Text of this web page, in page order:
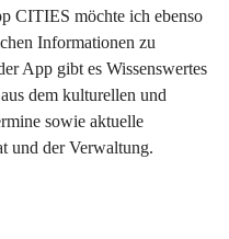
CITIES möchte ich ebenso
Informationen zu
App gibt es Wissenswertes
dem kulturellen und
sowie aktuelle
und der Verwaltung.